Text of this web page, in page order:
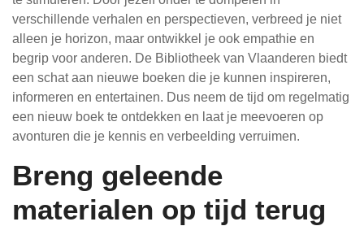
verschillende verhalen en perspectieven, verbreed je niet
alleen je horizon, maar ontwikkel je ook empathie en
begrip voor anderen. De Bibliotheek van Vlaanderen biedt
een schat aan nieuwe boeken die je kunnen inspireren,
informeren en entertainen. Dus neem de tijd om regelmatig
een nieuw boek te ontdekken en laat je meevoeren op
avonturen die je kennis en verbeelding verruimen.
Breng geleende
materialen op tijd terug